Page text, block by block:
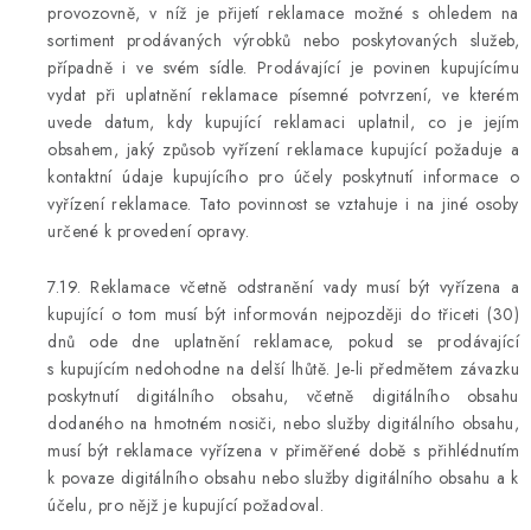
provozovně, v níž je přijetí reklamace možné s ohledem na
sortiment prodávaných výrobků nebo poskytovaných služeb,
případně i ve svém sídle. Prodávající je povinen kupujícímu
vydat při uplatnění reklamace písemné potvrzení, ve kterém
uvede datum, kdy kupující reklamaci uplatnil, co je jejím
obsahem, jaký způsob vyřízení reklamace kupující požaduje a
kontaktní údaje kupujícího pro účely poskytnutí informace o
vyřízení reklamace. Tato povinnost se vztahuje i na jiné osoby
určené k provedení opravy.
7.19. Reklamace včetně odstranění vady musí být vyřízena a
kupující o tom musí být informován nejpozději do třiceti (30)
dnů ode dne uplatnění reklamace, pokud se prodávající
s kupujícím nedohodne na delší lhůtě. Je-li předmětem závazku
poskytnutí digitálního obsahu, včetně digitálního obsahu
dodaného na hmotném nosiči, nebo služby digitálního obsahu,
musí být reklamace vyřízena v přiměřené době s přihlédnutím
k povaze digitálního obsahu nebo služby digitálního obsahu a k
účelu, pro nějž je kupující požadoval.